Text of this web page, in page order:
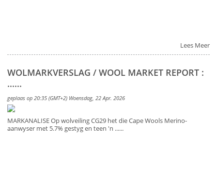
Lees Meer
WOLMARKVERSLAG / WOOL MARKET REPORT :
......
geplaas op 20:35 (GMT+2) Woensdag, 22 Apr. 2026
MARKANALISE Op wolveiling CG29 het die Cape Wools Merino-
aanwyser met 5.7% gestyg en teen 'n ......